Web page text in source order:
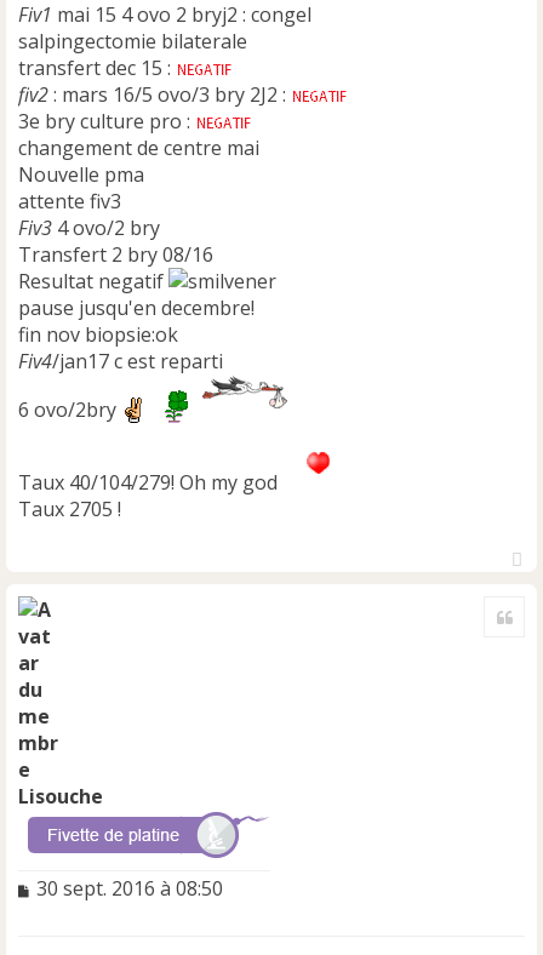
Fiv1 mai 15 4 ovo 2 bryj2 : congel
salpingectomie bilaterale
transfert dec 15 :
fiv2: mars 16/5 ovo/3 bry 2J2 :
3e bry culture pro :
changement de centre mai
Nouvelle pma
attente fiv3
Fiv3 4 ovo/2 bry
Transfert 2 bry 08/16
Resultat negatif
pause jusqu'en decembre!
fin nov biopsie:ok
Fiv4/jan17 c est reparti
6 ovo/2bry
Taux 40/104/279! Oh my god
Taux 2705 !
Lisouche
M
30 sept. 2016 à 08:50